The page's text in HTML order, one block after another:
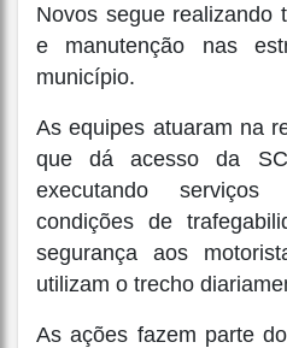
Novos segue realizando
e manutenção nas
município.
As equipes atuaram na
que dá acesso da
executando
condições de
segurança aos
utilizam o trecho
As ações fazem parte